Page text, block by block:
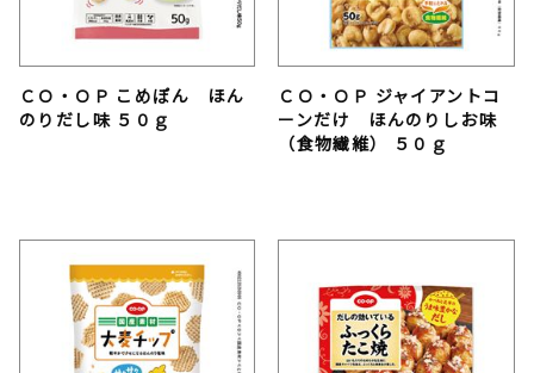
ＣＯ・ＯＰ こめぽん ほん
のりだし味 ５０ｇ
ＣＯ・ＯＰ ジャイアントコ
ーンだけ ほんのりしお味
（食物繊維） ５０ｇ